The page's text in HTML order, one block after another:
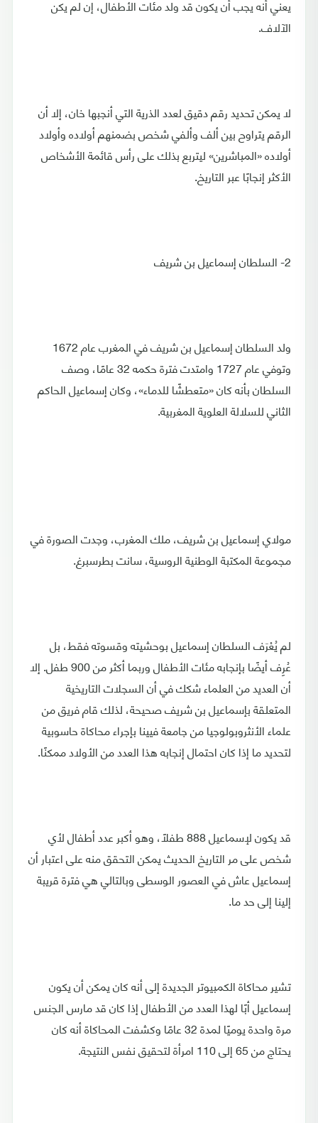
يعني أنه يجب أن يكون قد ولد مئات الأطفال، إن لم يكن
الآلاف.
لا يمكن تحديد رقم دقيق لعدد الذرية التي أنجبها خان، إلا أن
الرقم يتراوح بين ألف وألفي شخص بضمنهم أولاده وأولاد
أولاده «المباشرين» ليتربع بذلك على رأس قائمة الأشخاص
الأكثر إنجابًا عبر التاريخ.
2- السلطان إسماعيل بن شريف
ولد السلطان إسماعيل بن شريف في المغرب عام 1672
وتوفي عام 1727 وامتدت فترة حكمه 32 عامًا، وصف
السلطان بأنه كان «متعطشًا للدماء»، وكان إسماعيل الحاكم
الثاني للسلالة العلوية المغربية.
مولاي إسماعيل بن شريف، ملك المغرب، وجدت الصورة في
مجموعة المكتبة الوطنية الروسية، سانت بطرسبرغ.
لم يُعْرَف السلطان إسماعيل بوحشيته وقسوته فقط، بل
عُرِف أيضًا بإنجابه مئات الأطفال وربما أكثر من 900 طفل. إلا
أن العديد من العلماء شكك في أن السجلات التاريخية
المتعلقة بإسماعيل بن شريف صحيحة، لذلك قام فريق من
علماء الأنثروبولوجيا من جامعة فيينا بإجراء محاكاة حاسوبية
لتحديد ما إذا كان احتمال إنجابه هذا العدد من الأولاد ممكنًا.
قد يكون لإسماعيل 888 طفلًا، وهو أكبر عدد أطفال لأي
شخص على مر التاريخ الحديث يمكن التحقق منه على اعتبار أن
إسماعيل عاش في العصور الوسطى وبالتالي هي فترة قريبة
إلينا إلى حد ما.
تشير محاكاة الكمبيوتر الجديدة إلى أنه كان يمكن أن يكون
إسماعيل أبًا لهذا العدد من الأطفال إذا كان قد مارس الجنس
مرة واحدة يوميًا لمدة 32 عامًا وكشفت المحاكاة أنه كان
يحتاج من 65 إلى 110 امرأة لتحقيق نفس النتيجة.